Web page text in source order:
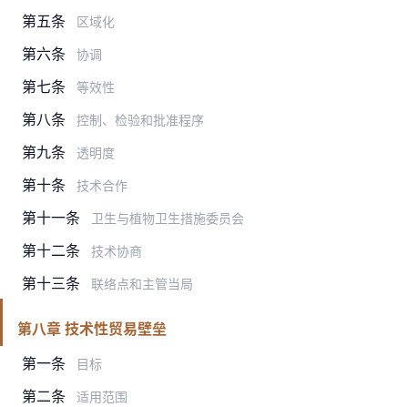
第五条 区域化
第六条 协调
第七条 等效性
第八条 控制、检验和批准程序
第九条 透明度
第十条 技术合作
第十一条 卫生与植物卫生措施委员会
第十二条 技术协商
第十三条 联络点和主管当局
第八章 技术性贸易壁垒
第一条
目标
第二条 适用范围